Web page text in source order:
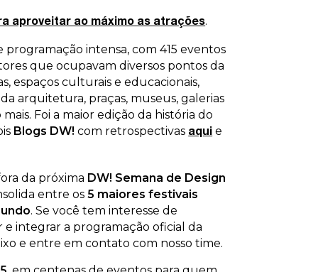
aproveitar ao máximo as atrações.
programação intensa, com 415 eventos
que ocupavam diversos pontos da
espaços culturais e educacionais,
arquitetura, praças, museus, galerias
Foi a maior edição da história do
Blogs DW! com retrospectivas aqui e
da próxima DW! Semana de Design
entre os5 maiores festivais
. Se você tem interesse de
integrar a programação oficial da
e entre em contato com nosso time.